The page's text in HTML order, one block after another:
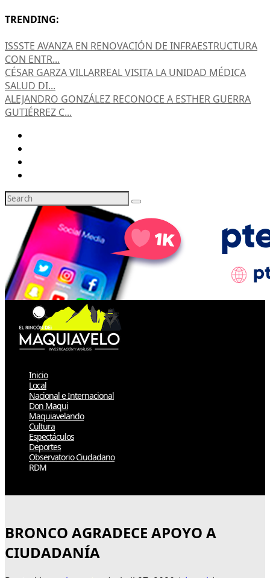
TRENDING:
ISSSTE AVANZA EN RENOVACIÓN DE INFRAESTRUCTURA
CON ENTR...
CÉSAR GARZA VILLARREAL VISITA LA UNIDAD MÉDICA
SALUD DI...
ALEJANDRO GONZÁLEZ RECONOCE A ESTHER GUERRA
GUTIÉRREZ C...
Inicio
Local
Nacional e Internacional
Don Maqui
Maquiavelando
Cultura
Espectáculos
Deportes
Observatorio Ciudadano
RDM
BRONCO AGRADECE APOYO A
CIUDADANÍA